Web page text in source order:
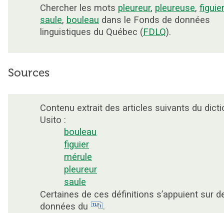
Chercher les mots pleureur, pleureuse, figuier
saule, bouleau dans le Fonds de données
linguistiques du Québec (FDLQ).
Sources
Contenu extrait des articles suivants du
Usito :
bouleau
figuier
mérule
pleureur
saule
Certaines de ces définitions s’appuient sur
données du
.